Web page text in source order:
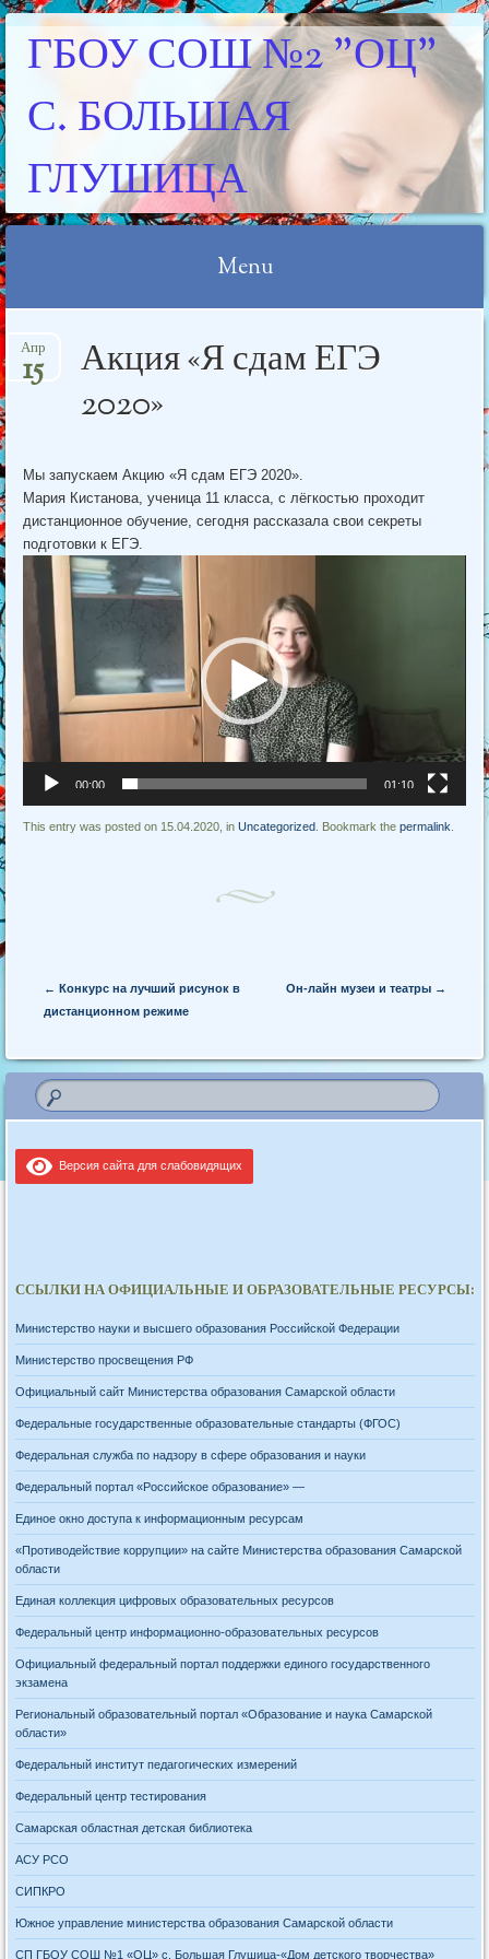
ГБОУ СОШ №2 "ОЦ"
С. БОЛЬШАЯ
ГЛУШИЦА
Menu
to
content
Акция «Я сдам ЕГЭ
2020»
Апр
15
Мы запускаем Акцию «Я сдам ЕГЭ 2020».
Мария Кистанова, ученица 11 класса, с лёгкостью проходит
дистанционное обучение, сегодня рассказала свои секреты
подготовки к ЕГЭ.
Видеоплеер
00:00 01:10
This entry was posted on 15.04.2020, inUncategorized . Bookmark thepermalink
Post navigation
← Конкурс на лучший рисунок в
дистанционном режиме
Он-лайн музеи и театры →
Версия сайта для слабовидящих
ССЫЛКИ НА ОФИЦИАЛЬНЫЕ И ОБРАЗОВАТЕЛЬНЫЕ РЕСУРСЫ:
Министерство науки и высшего образования Российской Федерации
Министерство просвещения РФ
Официальный сайт Министерства образования Самарской области
Федеральные государственные образовательные стандарты (ФГОС)
Федеральная служба по надзору в сфере образования и науки
Федеральный портал «Российское образование» —
Единое окно доступа к информационным ресурсам
«Противодействие коррупции» на сайте Министерства образования Самарской
области
Единая коллекция цифровых образовательных ресурсов
Федеральный центр информационно-образовательных ресурсов
Официальный федеральный портал поддержки единого государственного
экзамена
Региональный образовательный портал «Образование и наука Самарской
области»
Федеральный институт педагогических измерений
Федеральный центр тестирования
Самарская областная детская библиотека
АСУ РСО
СИПКРО
Южное управление министерства образования Самарской области
СП ГБОУ СОШ №1 «ОЦ» с. Большая Глушица-«Дом детского творчества»